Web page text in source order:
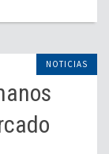
NOTICIAS